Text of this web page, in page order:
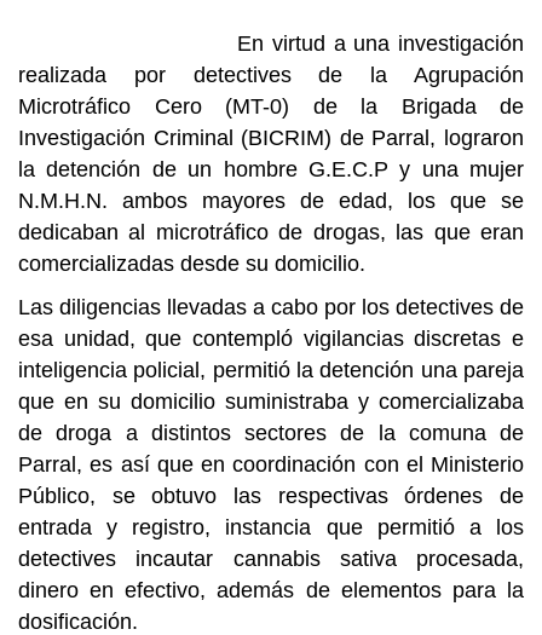
En virtud a una investigación
realizada por detectives de la Agrupación
Microtráfico Cero (MT-0) de la Brigada de
Investigación Criminal (BICRIM) de Parral, lograron
la detención de un hombre G.E.C.P y una mujer
N.M.H.N. ambos mayores de edad, los que se
dedicaban al microtráfico de drogas, las que eran
comercializadas desde su domicilio.
Las diligencias llevadas a cabo por los detectives de
esa unidad, que contempló vigilancias discretas e
inteligencia policial, permitió la detención una pareja
que en su domicilio suministraba y comercializaba
de droga a distintos sectores de la comuna de
Parral, es así que en coordinación con el Ministerio
Público, se obtuvo las respectivas órdenes de
entrada y registro, instancia que permitió a los
detectives incautar cannabis sativa procesada,
dinero en efectivo, además de elementos para la
dosificación.